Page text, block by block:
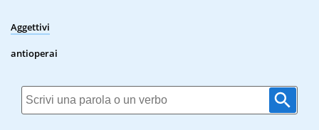
Aggettivi
antioperai